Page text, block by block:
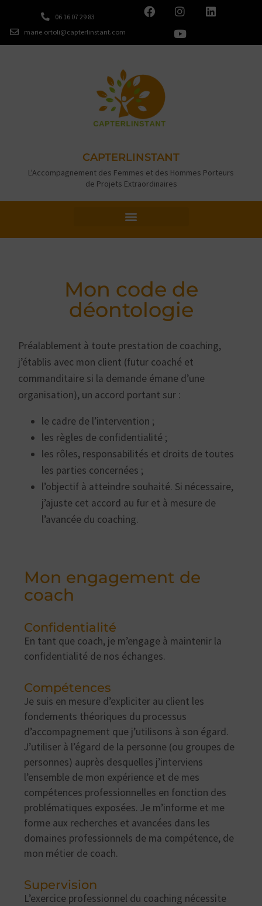
06 16 07 29 83
marie.ortoli@capterlinstant.com
CAPTERLINSTANT
L'Accompagnement des Femmes et des Hommes Porteurs
de Projets Extraordinaires
Mon code de
déontologie
Préalablement à toute prestation de coaching,
j’établis avec mon client (futur coaché et
commanditaire si la demande émane d’une
organisation), un accord portant sur :
le cadre de l’intervention ;
les règles de confidentialité ;
les rôles, responsabilités et droits de toutes
les parties concernées ;
l’objectif à atteindre souhaité. Si nécessaire,
j’ajuste cet accord au fur et à mesure de
l’avancée du coaching.
Mon engagement de
coach
Confidentialité
En tant que coach, je m’engage à maintenir la
confidentialité de nos échanges.
Compétences
Je suis en mesure d’expliciter au client les
fondements théoriques du processus
d’accompagnement que j’utilisons à son égard.
J’utiliser à l’égard de la personne (ou groupes de
personnes) auprès desquelles j’interviens
l’ensemble de mon expérience et de mes
compétences professionnelles en fonction des
problématiques exposées. Je m’informe et me
forme aux recherches et avancées dans les
domaines professionnels de ma compétence, de
mon métier de coach.
Supervision
L’exercice professionnel du coaching nécessite